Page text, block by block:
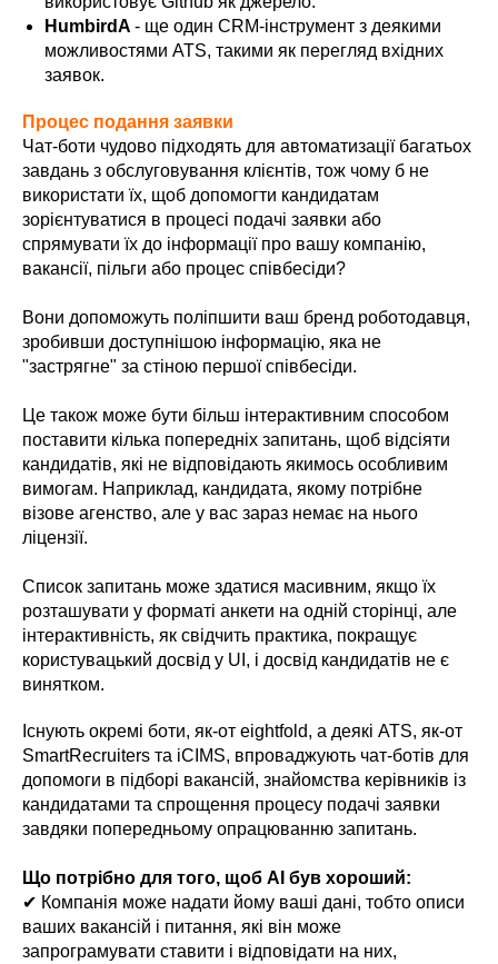
HumbirdA - ще один CRM-інструмент з деякими
можливостями ATS, такими як перегляд вхідних
заявок.
Процес подання заявки
Чат-боти чудово підходять для автоматизації багатьох
завдань з обслуговування клієнтів, тож чому б не
використати їх, щоб допомогти кандидатам
зорієнтуватися в процесі подачі заявки або
спрямувати їх до інформації про вашу компанію,
вакансії, пільги або процес співбесіди?
Вони допоможуть поліпшити ваш бренд роботодавця,
зробивши доступнішою інформацію, яка не
"застрягне" за стіною першої співбесіди.
Це також може бути більш інтерактивним способом
поставити кілька попередніх запитань, щоб відсіяти
кандидатів, які не відповідають якимось особливим
вимогам. Наприклад, кандидата, якому потрібне
візове агенство, але у вас зараз немає на нього
ліцензії.
Список запитань може здатися масивним, якщо їх
розташувати у форматі анкети на одній сторінці, але
інтерактивність, як свідчить практика, покращує
користувацький досвід у UI, і досвід кандидатів не є
винятком.
Існують окремі боти, як-от eightfold, а деякі ATS, як-от
SmartRecruiters та iCIMS, впроваджують чат-ботів для
допомоги в підборі вакансій, знайомства керівників із
кандидатами та спрощення процесу подачі заявки
завдяки попередньому опрацюванню запитань.
Що потрібно для того, щоб AI був хороший:
✔ Компанія може надати йому ваші дані, тобто описи
ваших вакансій і питання, які він може
запрограмувати ставити і відповідати на них,